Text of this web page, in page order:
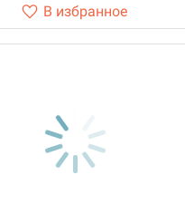
В избранное